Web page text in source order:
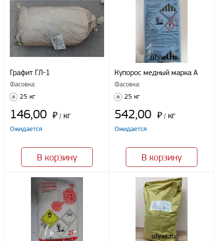
Регионы доставки:
Северо-Кавказский федеральный округ
Южный федеральный округ
Способы оплаты
При получении груза
Я даю свое согласие ООО «Улисс» на обработку моих
персональных данных, в соответствии с федеральным законом от
Отправить
Графит ГЛ-1
Фасовка:
25 кг
146,00 ₽ / кг
Ожидается
В корзину
Купорос медный марка А
Фасовка:
25 кг
542,00 ₽ / кг
Ожидается
В корзину